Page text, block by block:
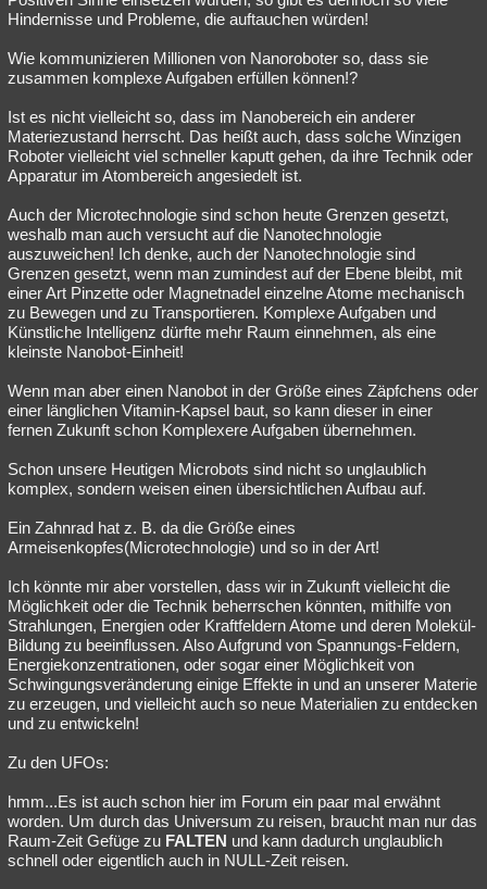
Hindernisse und Probleme, die auftauchen würden!
Wie kommunizieren Millionen von Nanoroboter so, dass sie
zusammen komplexe Aufgaben erfüllen können!?
Ist es nicht vielleicht so, dass im Nanobereich ein anderer
Materiezustand herrscht. Das heißt auch, dass solche Winzigen
Roboter vielleicht viel schneller kaputt gehen, da ihre Technik oder
Apparatur im Atombereich angesiedelt ist.
Auch der Microtechnologie sind schon heute Grenzen gesetzt,
weshalb man auch versucht auf die Nanotechnologie
auszuweichen! Ich denke, auch der Nanotechnologie sind
Grenzen gesetzt, wenn man zumindest auf der Ebene bleibt, mit
einer Art Pinzette oder Magnetnadel einzelne Atome mechanisch
zu Bewegen und zu Transportieren. Komplexe Aufgaben und
Künstliche Intelligenz dürfte mehr Raum einnehmen, als eine
kleinste Nanobot-Einheit!
Wenn man aber einen Nanobot in der Größe eines Zäpfchens oder
einer länglichen Vitamin-Kapsel baut, so kann dieser in einer
fernen Zukunft schon Komplexere Aufgaben übernehmen.
Schon unsere Heutigen Microbots sind nicht so unglaublich
komplex, sondern weisen einen übersichtlichen Aufbau auf.
Ein Zahnrad hat z. B. da die Größe eines
Armeisenkopfes(Microtechnologie) und so in der Art!
Ich könnte mir aber vorstellen, dass wir in Zukunft vielleicht die
Möglichkeit oder die Technik beherrschen könnten, mithilfe von
Strahlungen, Energien oder Kraftfeldern Atome und deren Molekül-
Bildung zu beeinflussen. Also Aufgrund von Spannungs-Feldern,
Energiekonzentrationen, oder sogar einer Möglichkeit von
Schwingungsveränderung einige Effekte in und an unserer Materie
zu erzeugen, und vielleicht auch so neue Materialien zu entdecken
und zu entwickeln!
Zu den UFOs:
hmm...Es ist auch schon hier im Forum ein paar mal erwähnt
worden. Um durch das Universum zu reisen, braucht man nur das
Raum-Zeit Gefüge zu FALTEN und kann dadurch unglaublich
schnell oder eigentlich auch in NULL-Zeit reisen.